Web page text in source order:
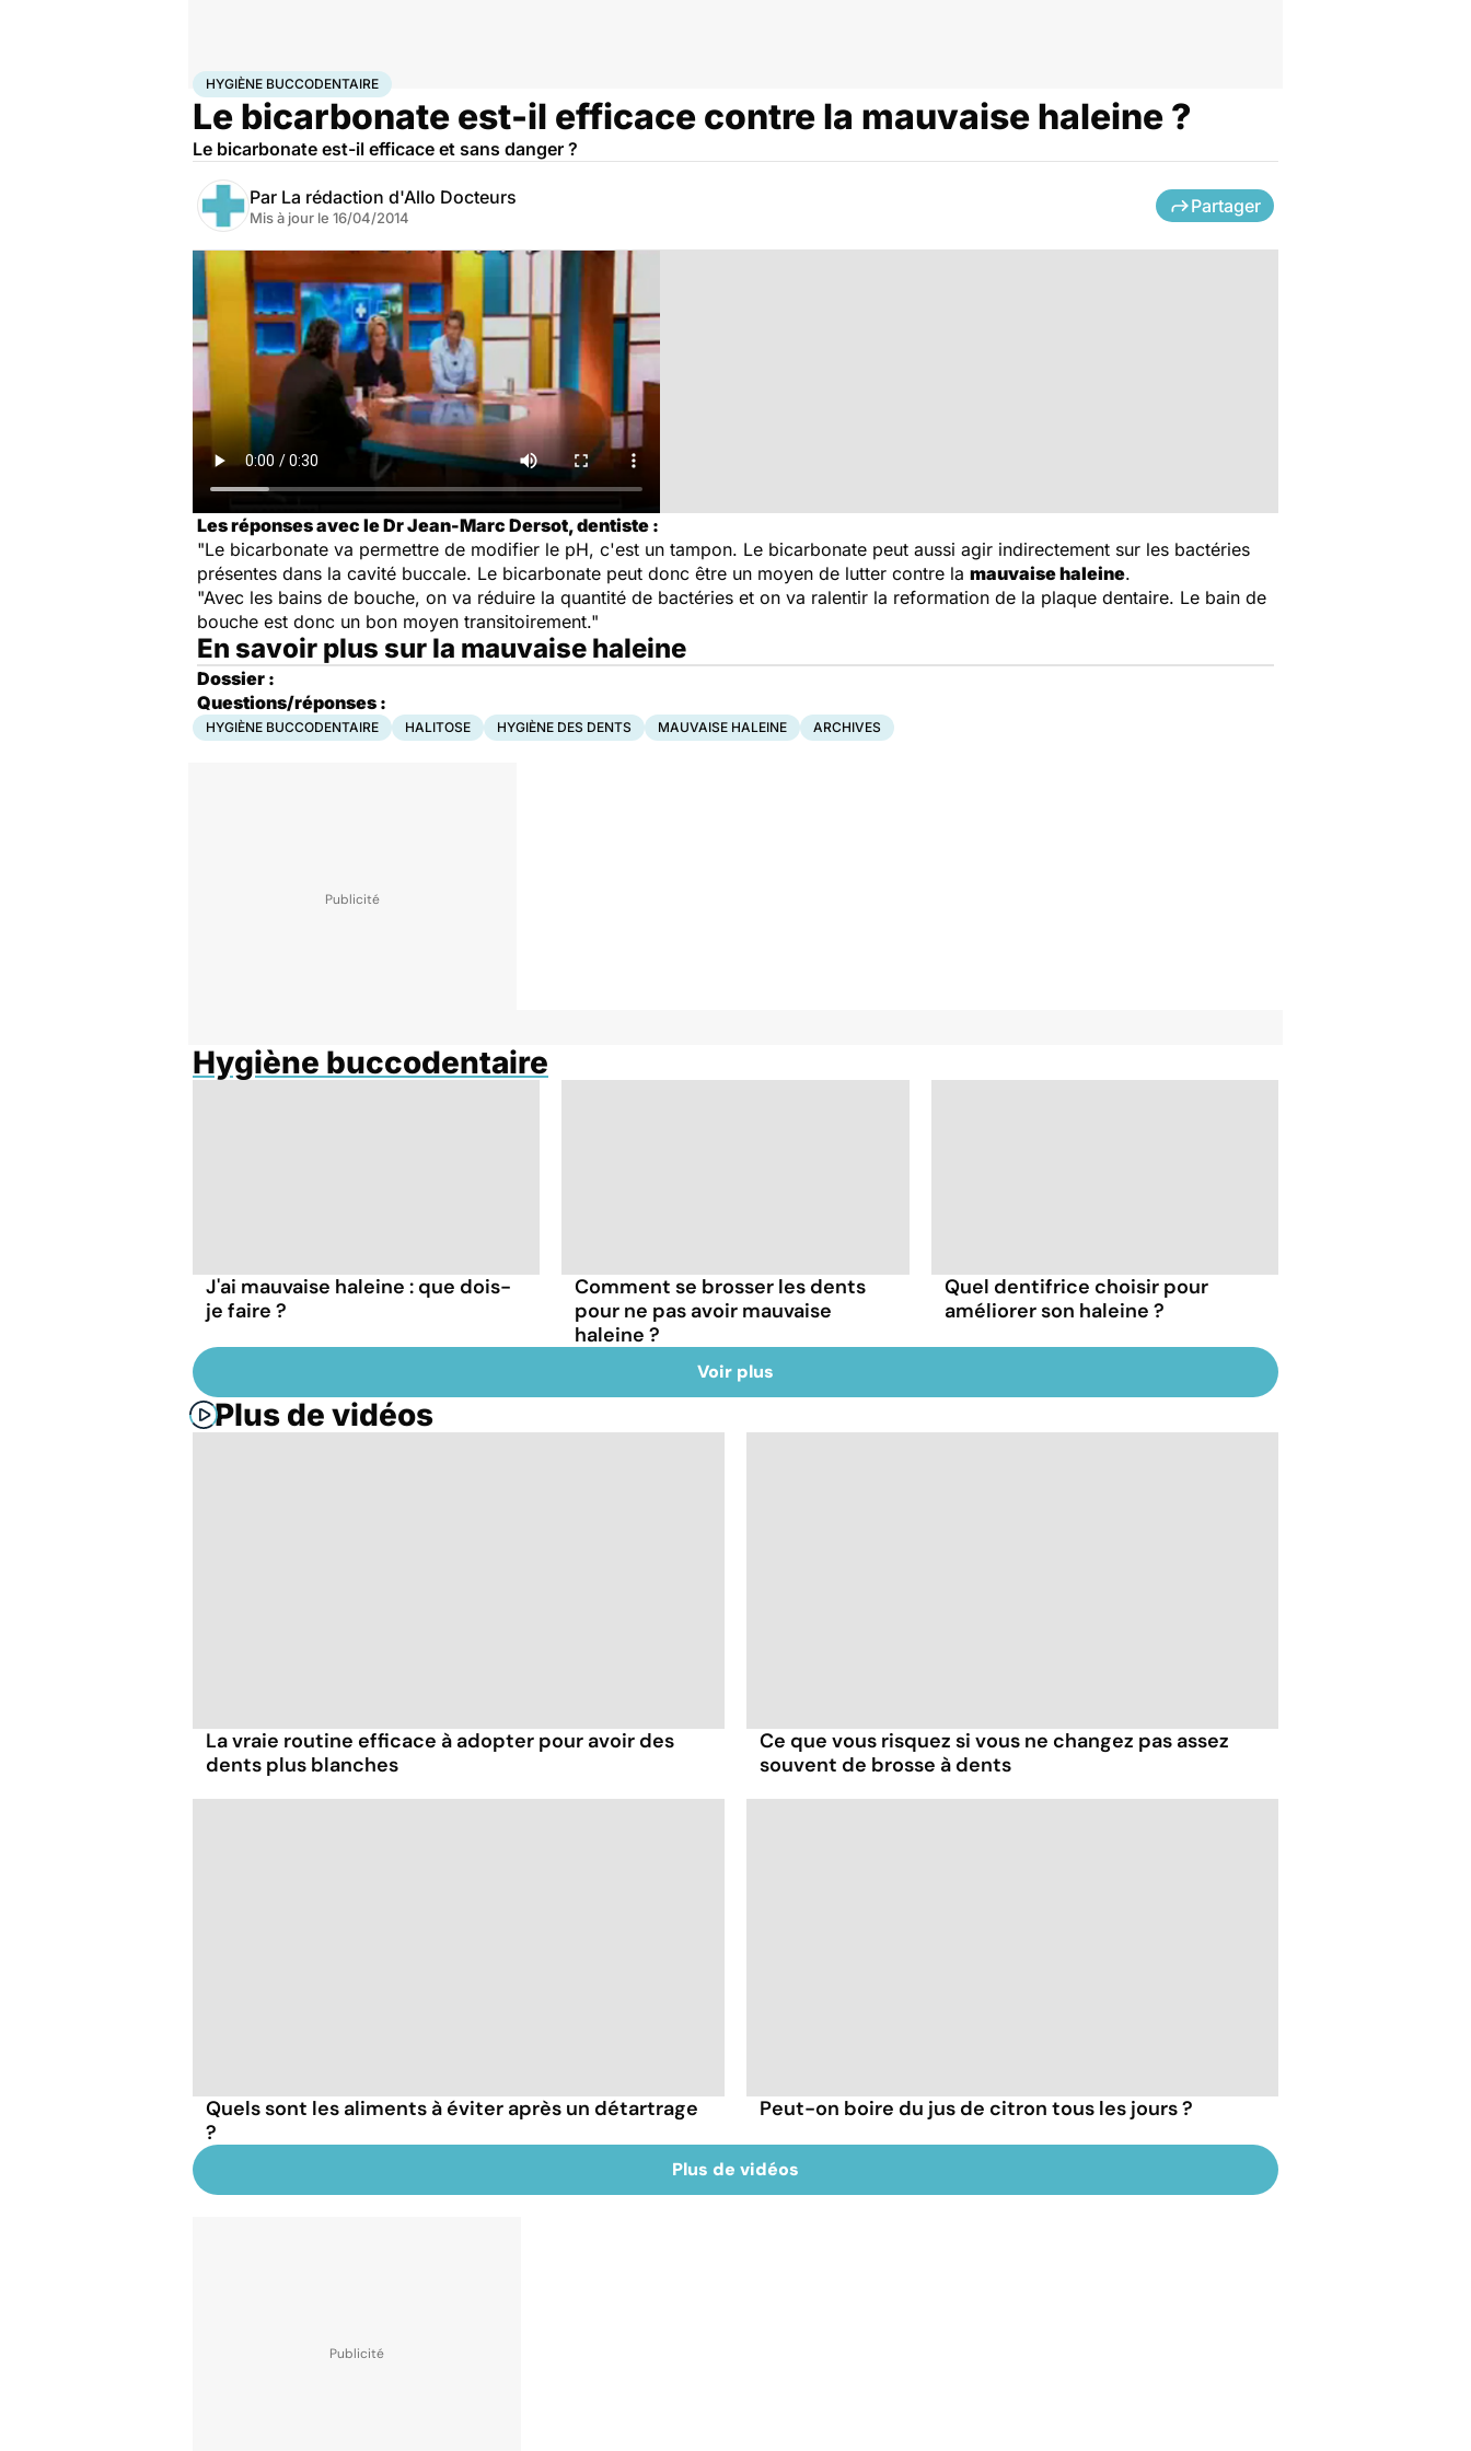
AccueilSantéHygiène buccodentaire
HYGIÈNE BUCCODENTAIRE
Le bicarbonate est-il efficace contre la mauvaise haleine ?
Le bicarbonate est-il efficace et sans danger ?
Par La rédaction d'Allo Docteurs
Mis à jour le 16/04/2014
Partager
Les réponses avec le Dr Jean-Marc Dersot, dentiste :
"Le bicarbonate va permettre de modifier le pH, c'est un tampon. Le bicarbonate peut aussi agir indirectement sur les bactéries
présentes dans la cavité buccale. Le bicarbonate peut donc être un moyen de lutter contre la mauvaise haleine.
"Avec les bains de bouche, on va réduire la quantité de bactéries et on va ralentir la reformation de la plaque dentaire. Le bain de
bouche est donc un bon moyen transitoirement."
En savoir plus sur la mauvaise haleine
Dossier :
Questions/réponses :
HYGIÈNE BUCCODENTAIRE HALITOSE HYGIÈNE DES DENTS MAUVAISE HALEINE ARCHIVES
Hygiène buccodentaire
J'ai mauvaise haleine : que dois-
je faire ?
Comment se brosser les dents
pour ne pas avoir mauvaise
haleine ?
Quel dentifrice choisir pour
améliorer son haleine ?
Voir plus
Plus de vidéos
La vraie routine efficace à adopter pour avoir des
dents plus blanches
Ce que vous risquez si vous ne changez pas assez
souvent de brosse à dents
Quels sont les aliments à éviter après un détartrage
?
Peut-on boire du jus de citron tous les jours ?
Plus de vidéos